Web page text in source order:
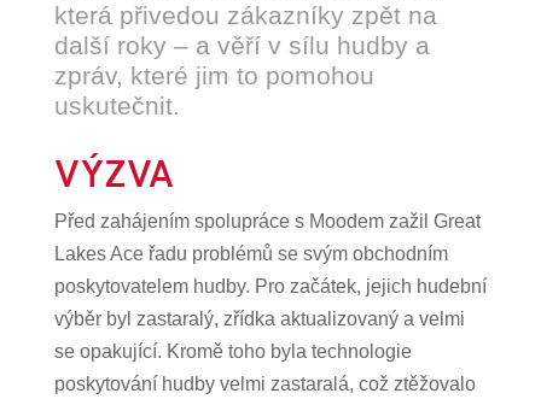
která přivedou zákazníky zpět na
další roky – a věří v sílu hudby a
zpráv, které jim to pomohou
uskutečnit.
VÝZVA
Před zahájením spolupráce s Moodem zažil Great
Lakes Ace řadu problémů se svým obchodním
poskytovatelem hudby. Pro začátek, jejich hudební
výběr byl zastaralý, zřídka aktualizovaný a velmi
se opakující. Kromě toho byla technologie
poskytování hudby velmi zastaralá, což ztěžovalo